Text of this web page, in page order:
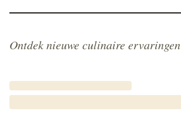
Ontdek nieuwe culinaire ervaringen